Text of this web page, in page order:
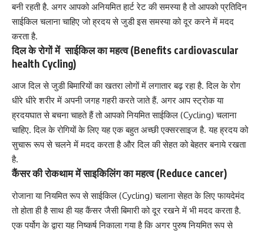
बनी रहती है. अगर आपको अनियमित हार्ट रेट की समस्या है तो आपको प्रतिदिन
साईकिल चलाना चाहिए जोह्रदय से जुडी इस समस्या को दूर करने में मदद
करता है.
दिल के रोगों में साईकिल का महत्व (Benefits cardiovascular
health Cycling)
आज दिल से जुडी बिमारियों का खतरा लोगों में लगातार बढ़ रहा है. दिल के रोग
धीरे धीरे शरीर में अपनी जगह गहरी करते जाते हैं. अगर आप स्ट्रोक या
ह्रदयघात से बचना चाहते हैं तो आपको नियमित साईकिल (Cycling) चलाना
चाहिए. दिल के रोगियों के लिए यह एक बहुतअच्छी एक्सरसाइज है. यह ह्रदय को
सुचारू रूप से चलने में मदद करता है औरदिल की सेहत को बेहतर बनाये रखता
है.
कैंसर की रोकथाम में साइकिलिंग का महत्व (Reduce cancer)
रोजाना या नियमित रूप से साईकिल (Cycling) चलाना सेहत के लिए फायदेमंद
तो होता ही है साथ ही यहकैंसर जैसी बिमारी को दूर रखने में भी मदद करता है.
एक पर्योग के द्वारा यह निष्कर्ष निकाला गया है कि अगर पुरुष नियमित रूप से